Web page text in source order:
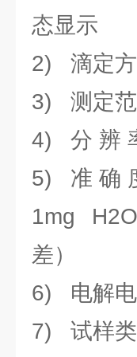
态显示
2) 滴定方
3) 测定范
4) 分 辨
5) 准 确
1mg
差）
6) 电解电
7) 试样类